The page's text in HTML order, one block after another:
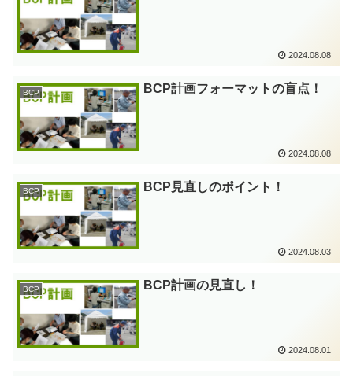
2024.08.08
BCP BCP計画フォーマットの盲点！
2024.08.08
BCP BCP見直しのポイント！
2024.08.03
BCP BCP計画の見直し！
2024.08.01